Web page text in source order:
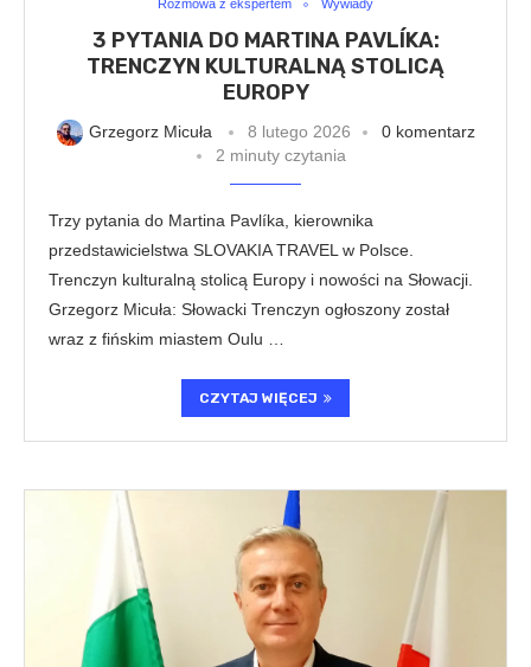
Rozmowa z ekspertem Wywiady
3 PYTANIA DO MARTINA PAVLÍKA:
TRENCZYN KULTURALNĄ STOLICĄ
EUROPY
Grzegorz Micuła 8 lutego 2026
0 komentarz
2 minuty czytania
Trzy pytania do Martina Pavlíka, kierownika
przedstawicielstwa SLOVAKIA TRAVEL w Polsce.
Trenczyn kulturalną stolicą Europy i nowości na Słowacji.
Grzegorz Micuła: Słowacki Trenczyn ogłoszony został
wraz z fińskim miastem Oulu …
CZYTAJ WIĘCEJ